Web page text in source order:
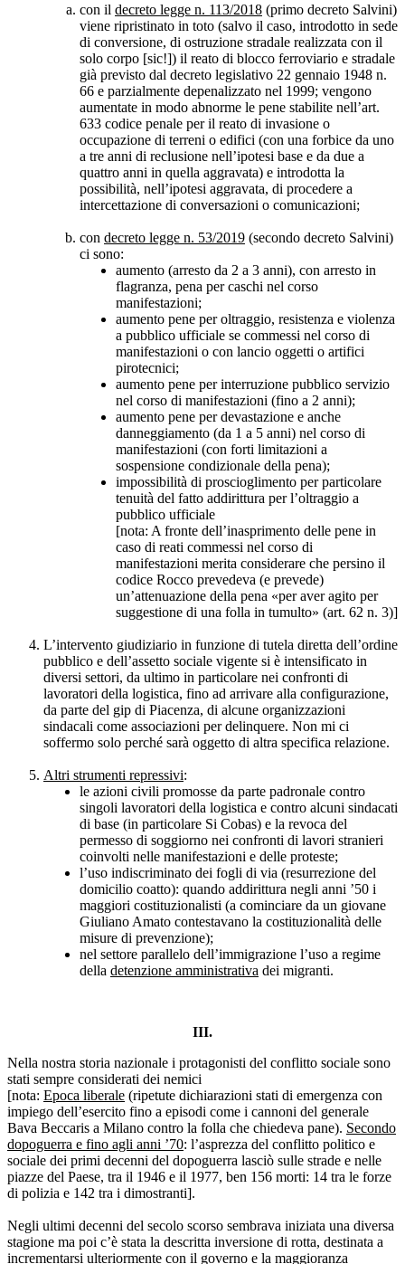
con il decreto legge n. 113/2018 (primo decreto Salvini)
viene ripristinato in toto (salvo il caso, introdotto in sede
di conversione, di ostruzione stradale realizzata con il
solo corpo [sic!]) il reato di blocco ferroviario e stradale
già previsto dal decreto legislativo 22 gennaio 1948 n.
66 e parzialmente depenalizzato nel 1999; vengono
aumentate in modo abnorme le pene stabilite nell’art.
633 codice penale per il reato di invasione o
occupazione di terreni o edifici (con una forbice da uno
a tre anni di reclusione nell’ipotesi base e da due a
quattro anni in quella aggravata) e introdotta la
possibilità, nell’ipotesi aggravata, di procedere a
intercettazione di conversazioni o comunicazioni;
con decreto legge n. 53/2019 (secondo decreto Salvini)
ci sono:
aumento (arresto da 2 a 3 anni), con arresto in
flagranza, pena per caschi nel corso
manifestazioni;
aumento pene per oltraggio, resistenza e violenza
a pubblico ufficiale se commessi nel corso di
manifestazioni o con lancio oggetti o artifici
pirotecnici;
aumento pene per interruzione pubblico servizio
nel corso di manifestazioni (fino a 2 anni);
aumento pene per devastazione e anche
danneggiamento (da 1 a 5 anni) nel corso di
manifestazioni (con forti limitazioni a
sospensione condizionale della pena);
impossibilità di proscioglimento per particolare
tenuità del fatto addirittura per l’oltraggio a
pubblico ufficiale
[nota: A fronte dell’inasprimento delle pene in
caso di reati commessi nel corso di
manifestazioni merita considerare che persino il
codice Rocco prevedeva (e prevede)
un’attenuazione della pena «per aver agito per
suggestione di una folla in tumulto» (art. 62 n. 3)]
L’intervento giudiziario in funzione di tutela diretta dell’ordine
pubblico e dell’assetto sociale vigente si è intensificato in
diversi settori, da ultimo in particolare nei confronti di
lavoratori della logistica, fino ad arrivare alla configurazione,
da parte del gip di Piacenza, di alcune organizzazioni
sindacali come associazioni per delinquere. Non mi ci
soffermo solo perché sarà oggetto di altra specifica relazione.
Altri strumenti repressivi:
le azioni civili promosse da parte padronale contro
singoli lavoratori della logistica e contro alcuni sindacati
di base (in particolare Si Cobas) e la revoca del
permesso di soggiorno nei confronti di lavori stranieri
coinvolti nelle manifestazioni e delle proteste;
l’uso indiscriminato dei fogli di via (resurrezione del
domicilio coatto): quando addirittura negli anni ’50 i
maggiori costituzionalisti (a cominciare da un giovane
Giuliano Amato contestavano la costituzionalità delle
misure di prevenzione);
nel settore parallelo dell’immigrazione l’uso a regime
della detenzione amministrativa dei migranti.
III.
Nella nostra storia nazionale i protagonisti del conflitto sociale sono
stati sempre considerati dei nemici
[nota: Epoca liberale (ripetute dichiarazioni stati di emergenza con
impiego dell’esercito fino a episodi come i cannoni del generale
Bava Beccaris a Milano contro la folla che chiedeva pane). Secondo
dopoguerra e fino agli anni ’70: l’asprezza del conflitto politico e
sociale dei primi decenni del dopoguerra lasciò sulle strade e nelle
piazze del Paese, tra il 1946 e il 1977, ben 156 morti: 14 tra le forze
di polizia e 142 tra i dimostranti].
Negli ultimi decenni del secolo scorso sembrava iniziata una diversa
stagione ma poi c’è stata la descritta inversione di rotta, destinata a
incrementarsi ulteriormente con il governo e la maggioranza